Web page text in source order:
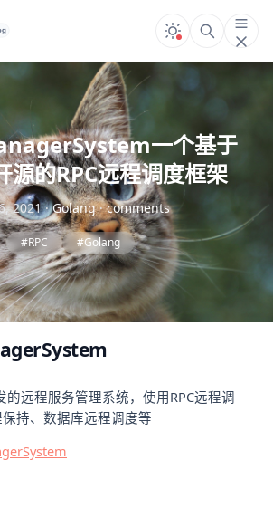
一个基于
的RPC远程调度框架
2021·Golang·comments
#RPC #Golang
远程服务管理系统，使用RPC远程调
持、数据库远程调度等